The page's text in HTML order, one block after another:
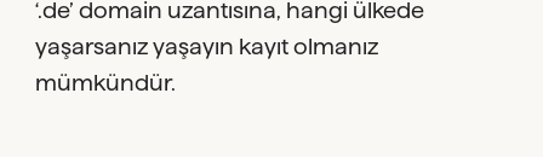
‘.de’ domain uzantısına, hangi ülkede
yaşarsanız yaşayın kayıt olmanız
mümkündür.